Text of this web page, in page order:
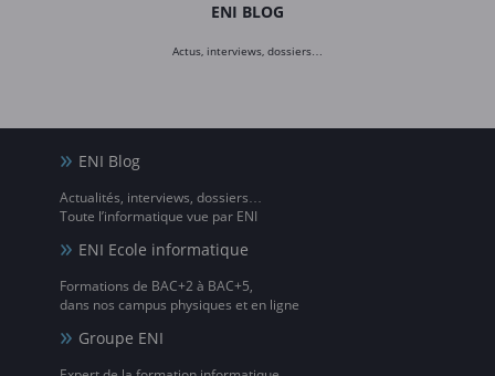
ENI BLOG
Actus, interviews, dossiers…
ENI Blog
Actualités, interviews, dossiers…
Toute l’informatique vue par ENI
ENI Ecole informatique
Formations de BAC+2 à BAC+5,
dans nos campus physiques et en ligne
Groupe ENI